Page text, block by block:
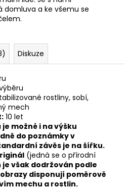
domluva a ke všemu se
Diskuze
rostliny, sobí,
mech
10 let
je možnéi na výšku
do poznámky v
závěs je na šířku.
(jedná se o přírodní
je však dodržován podle
disponují poměrově
mechu a rostlin.